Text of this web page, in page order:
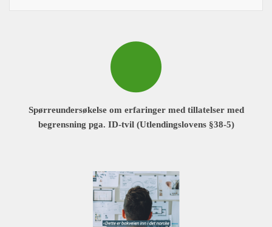
Spørreundersøkelse om erfaringer med tillatelser med
begrensning pga. ID-tvil (Utlendingslovens §38-5)